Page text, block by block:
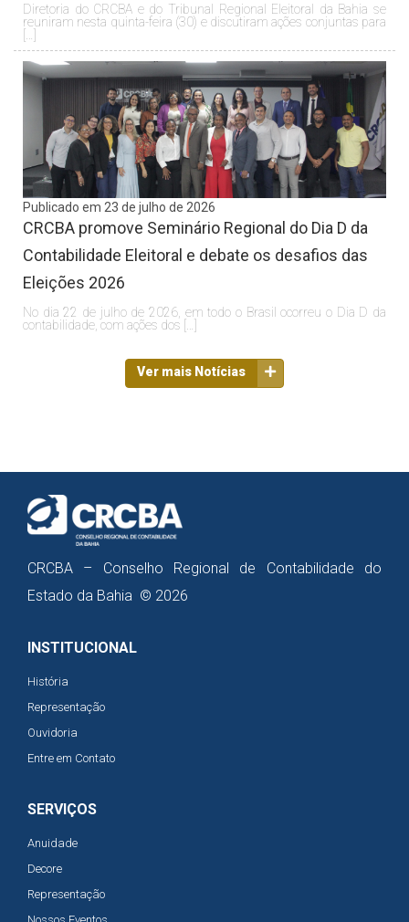
Diretoria do CRCBA e do Tribunal Regional Eleitoral da Bahia se
reuniram nesta quinta-feira (30) e discutiram ações conjuntas para
Publicado em 23 de julho de 2026
CRCBA promove Seminário Regional do Dia D da
Contabilidade Eleitoral e debate os desafios das
Eleições 2026
No dia 22 de julho de 2026, em todo o Brasil ocorreu o Dia D da
contabilidade, com ações dos […]
Ver mais Notícias
CRCBA – Conselho Regional de Contabilidade do
Estado da Bahia © 2026
INSTITUCIONAL
História
Representação
Ouvidoria
Entre em Contato
SERVIÇOS
Anuidade
Decore
Representação